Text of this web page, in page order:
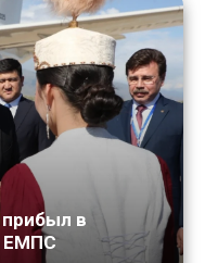
в
ЕМПС